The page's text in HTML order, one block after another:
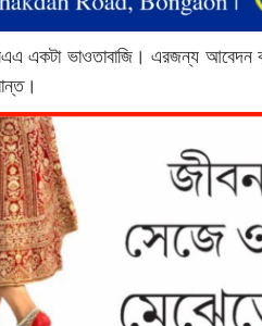
একটা ভাওতাবাজি। এরজন্য আবেদন